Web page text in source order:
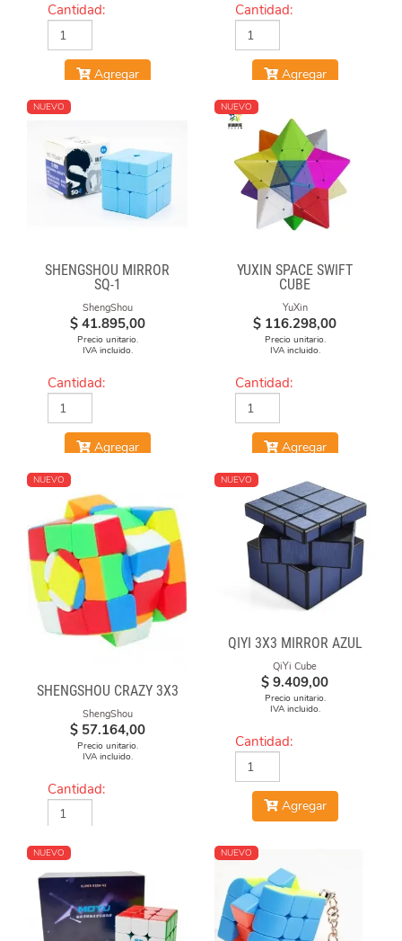
Cantidad:
Agregar
Cantidad:
Agregar
NUEVO
SHENGSHOU MIRROR
SQ-1
ShengShou
$ 41.895,00
Precio unitario.
IVA incluido.
Cantidad:
Agregar
NUEVO
YUXIN SPACE SWIFT
CUBE
YuXin
$ 116.298,00
Precio unitario.
IVA incluido.
Cantidad:
Agregar
NUEVO
SHENGSHOU CRAZY 3X3
ShengShou
$ 57.164,00
Precio unitario.
IVA incluido.
Cantidad:
NUEVO
QIYI 3X3 MIRROR AZUL
QiYi Cube
$ 9.409,00
Precio unitario.
IVA incluido.
Cantidad:
Agregar
NUEVO NUEVO